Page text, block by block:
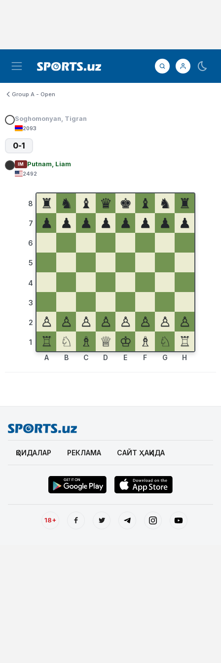
Group A - Open
Soghomonyan, Tigran
2093
0-1
IM Putnam, Liam
2492
8
7
6
5
4
3
2
1
♜ ♞ ♝ ♛ ♚ ♝ ♞
♜
♟
♟ ♟ ♟ ♟ ♟ ♟ ♟
♙ ♙ ♙ ♙ ♙ ♙ ♙
♙
♖
♘ ♗ ♕ ♔ ♗ ♘ ♖
A B C D E F G H
ҚОИДАЛАР РЕКЛАМА САЙТ ҲАҚИДА
18+